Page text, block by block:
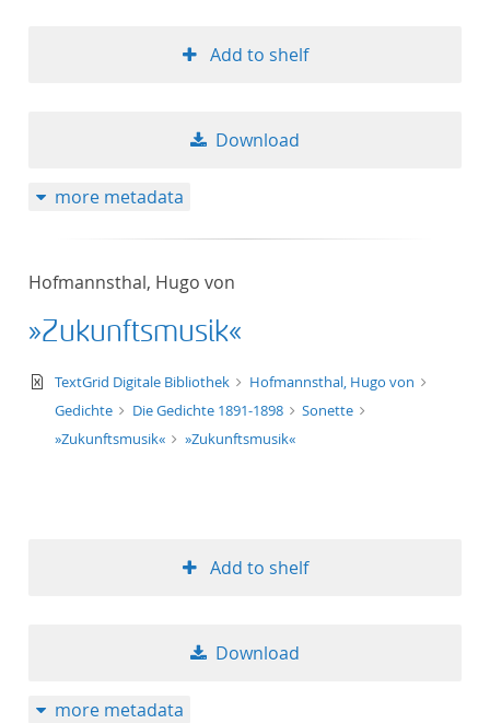
Add to shelf
Download
more metadata
Hofmannsthal, Hugo von
»Zukunftsmusik«
text/xml
TextGrid Digitale Bibliothek
Hofmannsthal, Hugo von
Gedichte
Die Gedichte 1891-1898
Sonette
»Zukunftsmusik«
»Zukunftsmusik«
Add to shelf
Download
more metadata